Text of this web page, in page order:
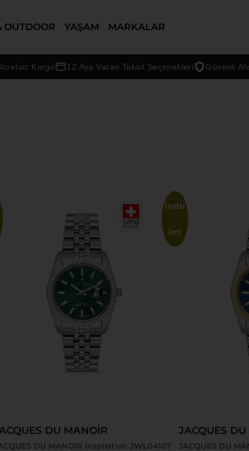
OUTDOOR YAŞAM MARKALAR
12 Aya Varan Taksit Seçenekleri Güvenli Alışveriş
İndir
im!
DU MANOİR
DU MANOIR Inspiration JWL04107
JACQUES
JACQUES DU